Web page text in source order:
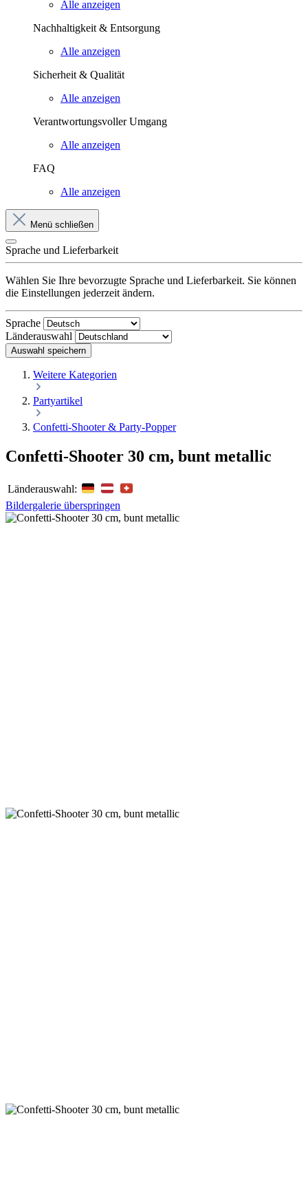
Alle anzeigen
Nachhaltigkeit & Entsorgung
Alle anzeigen
Sicherheit & Qualität
Alle anzeigen
Verantwortungsvoller Umgang
Alle anzeigen
FAQ
Alle anzeigen
Menü schließen
Sprache und Lieferbarkeit
Wählen Sie Ihre bevorzugte Sprache und Lieferbarkeit. Sie können
die Einstellungen jederzeit ändern.
Sprache
Länderauswahl
Auswahl speichern
Weitere Kategorien
Partyartikel
Confetti-Shooter & Party-Popper
Confetti-Shooter 30 cm, bunt metallic
Länderauswahl:
Bildergalerie überspringen